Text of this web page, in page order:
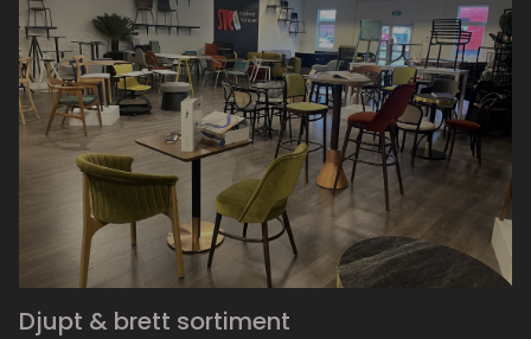
Djupt & brett sortiment